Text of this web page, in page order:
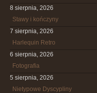
8 sierpnia, 2026
Stawy i kończyny
7 sierpnia, 2026
Harlequin Retro
6 sierpnia, 2026
Fotografia
5 sierpnia, 2026
Nietypowe Dyscypliny